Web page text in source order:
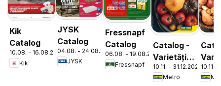
Kik
Catalog
10.08. - 16.08.2026
Kik
JYSK
Catalog
04.08. - 24.08.2026
JYSK
Fressnapf
Catalog
06.08. - 19.08.2026
Fressnapf
Catalog -
Varietăți
de Roșii
10.11. - 31.12.2026
Metro
de
10.11.